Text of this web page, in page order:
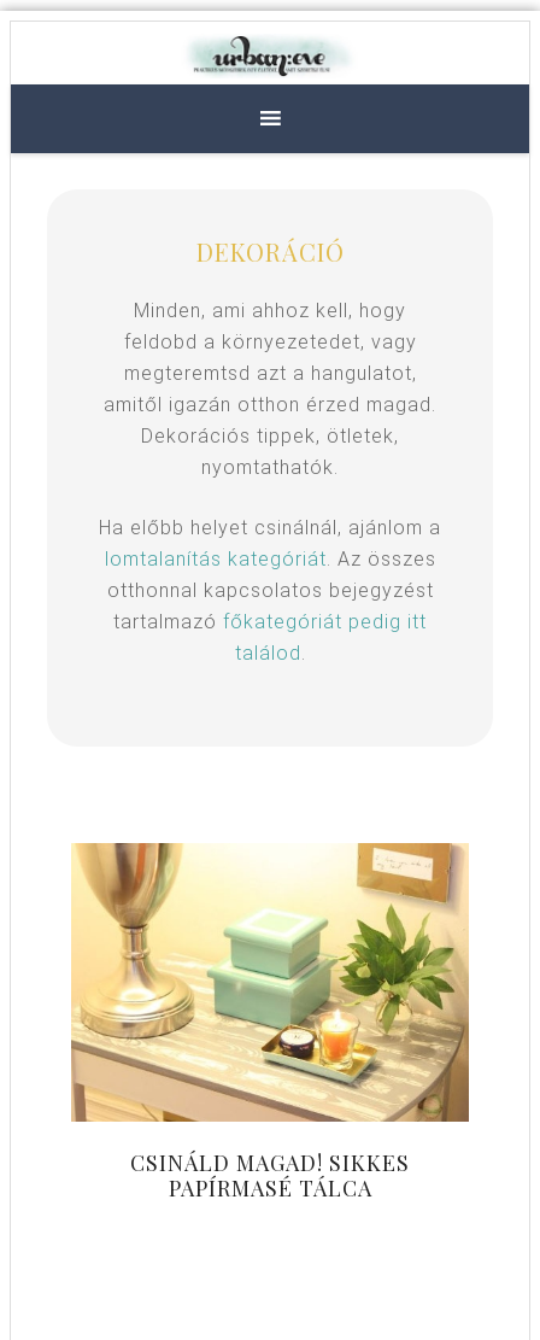
DEKORÁCIÓ
Minden, ami ahhoz kell, hogy
feldobd a környezetedet, vagy
megteremtsd azt a hangulatot,
amitől igazán otthon érzed magad.
Dekorációs tippek, ötletek,
nyomtathatók.
Ha előbb helyet csinálnál, ajánlom a
lomtalanítás kategóriát. Az összes
otthonnal kapcsolatos bejegyzést
tartalmazó főkategóriát pedig itt
találod.
CSINÁLD MAGAD! SIKKES
PAPÍRMASÉ TÁLCA